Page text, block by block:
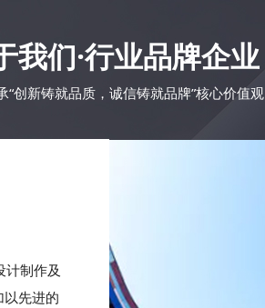
我们·行业品牌企业
“创新铸就品质，诚信铸就品牌”核心价值观
制作及
先进的